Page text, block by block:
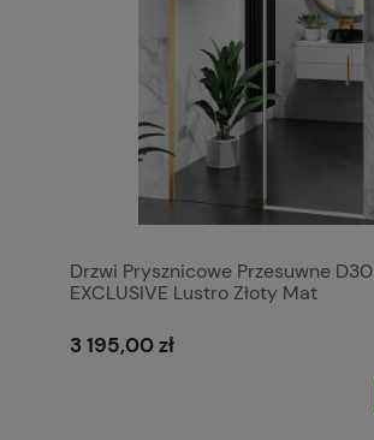
Drzwi Prysznicowe Przesuwne D30
EXCLUSIVE Lustro Złoty Mat
3 195,00 zł